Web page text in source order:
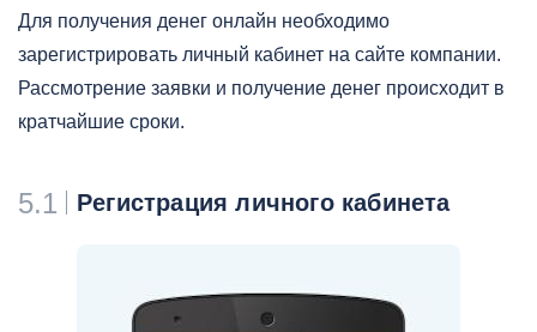
Для получения денег онлайн необходимо
зарегистрировать личный кабинет на сайте компании.
Рассмотрение заявки и получение денег происходит в
кратчайшие сроки.
5.1 Регистрация личного кабинета